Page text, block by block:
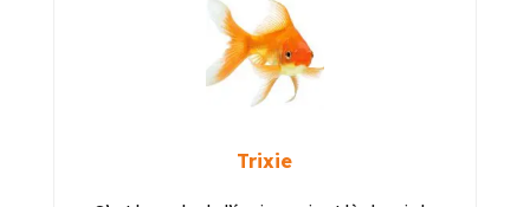
Trixie